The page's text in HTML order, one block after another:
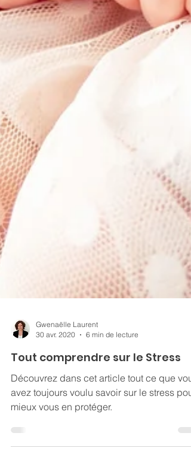
Gwenaëlle Laurent
30 avr. 2020
6 min de lecture
Tout comprendre sur le Stress
Découvrez dans cet article tout ce que